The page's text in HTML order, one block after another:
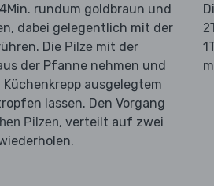
rundum goldbraun und
dabei gelegentlich mit der
Die Pilze mit der
der Pfanne nehmen und
ausgelegtem
lassen. Den Vorgang
Pilzen, verteilt auf zwei